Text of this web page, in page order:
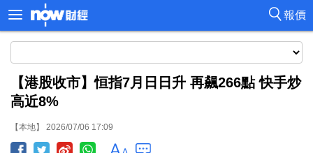
報價
【港股收市】恒指7月日日升 再飆266點 快手炒
高近8%
【本地】 2026/07/06 17:09